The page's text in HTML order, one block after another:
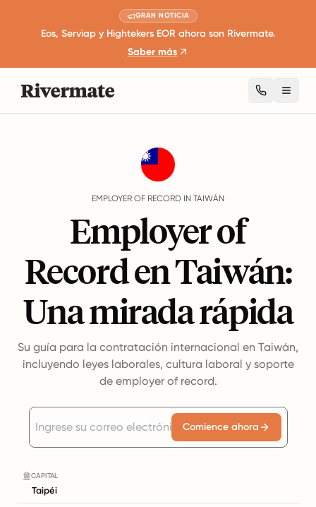
GRAN NOTICIA
Eos, Serviap y Hightekers EOR ahora son Rivermate.
Saber más
EMPLOYER OF RECORD IN TAIWÁN
Employer of
Record en Taiwán:
Una mirada rápida
Su guía para la contratación internacional en Taiwán,
incluyendo leyes laborales, cultura laboral y soporte
de employer of record.
Comience ahora
CAPITAL
Taipéi